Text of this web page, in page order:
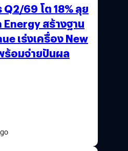
Q2/69 โต 18% ลุย
สร้างฐาน
เร่งเครื่อง New
ร้อมจ่ายปันผล